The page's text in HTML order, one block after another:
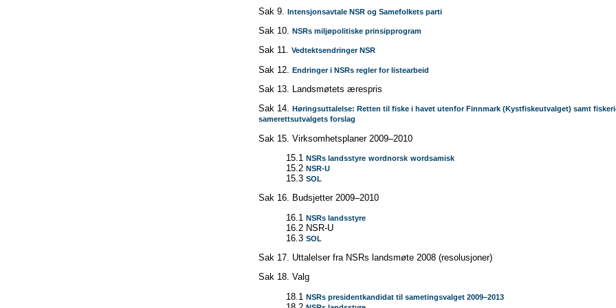
Sak 9. Intensjonsavtale NSR og Samefolkets parti
Sak 10. NSRs miljøpolitiske prinsipprogram
Sak 11. Vedtektsendringer NSR
Sak 12. Endringer i NSRs regler for listearbeid
Sak 13. Landsmøtets ærespris
Sak 14. Høringsuttalelse: Retten til fiske i havet utenfor Finnmark (Kystfiskeutvalget) samt
samerettsutvalgets forslag
Sak 15. Virksomhetsplaner 2009–2010
15.1 NSRs landsstyre wordnorsk wordsamisk
15.2 NSR-U
15.3 SOL
Sak 16. Budsjetter 2009–2010
16.1 NSRs landsstyre
16.2 NSR-U
16.3 SOL
Sak 17. Uttalelser fra NSRs landsmøte 2008 (resolusjoner)
Sak 18. Valg
18.1 NSRs presidentkandidat til sametingsvalget 2009–2013